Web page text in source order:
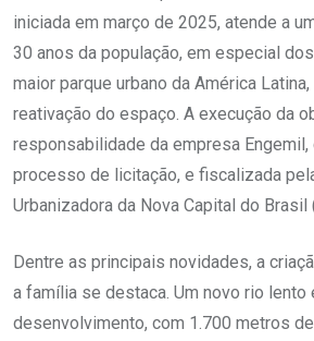
iniciada em março de 2025, atende a
30 anos da população, em especial
maior parque urbano da América
reativação do espaço. A execução da
responsabilidade da empresa Engemil,
processo de licitação, e fiscalizada
Urbanizadora da Nova Capital do Brasil
Dentre as principais novidades, a
a família se destaca. Um novo rio lento
desenvolvimento, com 1.700 metros